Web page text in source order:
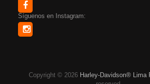
Síguenos en Instagram:
Copyright © 2026 Harley-Davidson® Lima